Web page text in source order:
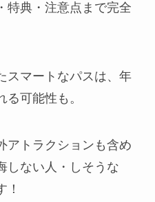
特典・注意点まで完全
スマートなパスは、年
可能性も。
アトラクションも含め
しない人・しそうな
！